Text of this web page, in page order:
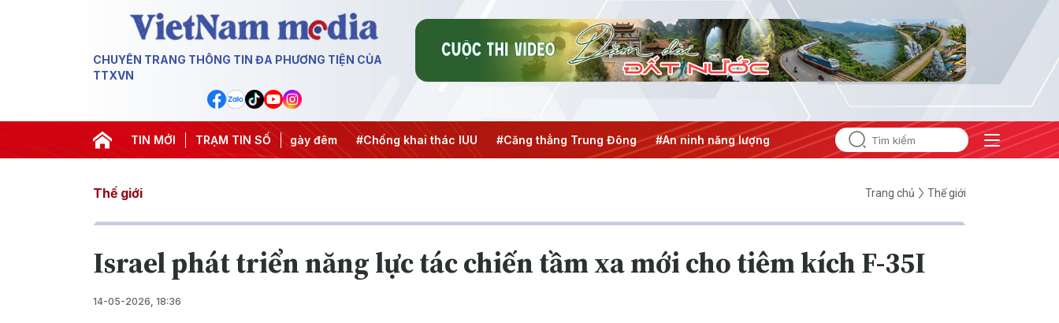
CHUYÊN TRANG THÔNG TIN ĐA PHƯƠNG TIỆN CỦA
TTXVN
TIN MỚI TRẠM TIN SỐ
thành hành động #Chiến dịch 500 ngày đêm #Chống khai thác IUU #Căng thẳng Trung Đông #An ninh năng lượng #Bảo vệ nền tảng tư tưởng của Đảng
Thế giới Trang chủ Thế giới
Israel phát triển năng lực tác chiến tầm xa mới cho tiêm kích F-35I
14-05-2026, 18:36